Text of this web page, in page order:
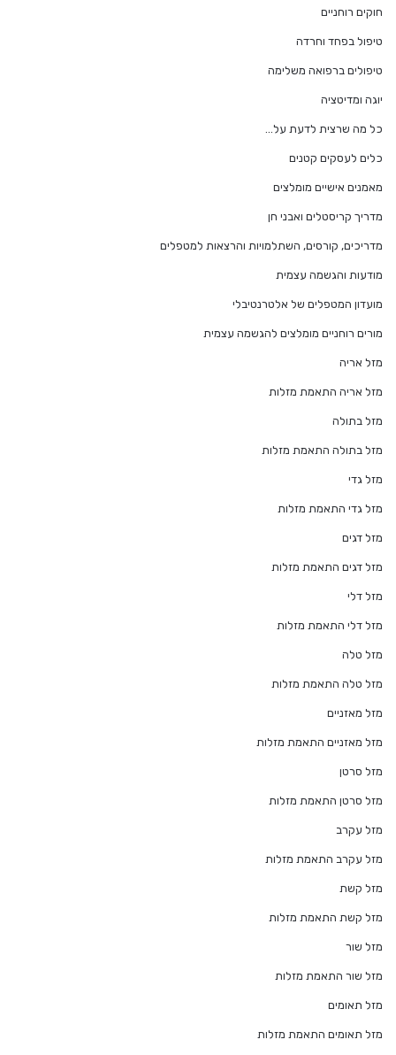
חוקים רוחניים
טיפול בפחד וחרדה
טיפולים ברפואה משלימה
יוגה ומדיטציה
כל מה שרצית לדעת על…
כלים לעסקים קטנים
מאמנים אישיים מומלצים
מדריך קריסטלים ואבני חן
מדריכים, קורסים, השתלמויות והרצאות למטפלים
מודעות והגשמה עצמית
מועדון המטפלים של אלטרנטיבלי
מורים רוחניים מומלצים להגשמה עצמית
מזל אריה
מזל אריה התאמת מזלות
מזל בתולה
מזל בתולה התאמת מזלות
מזל גדי
מזל גדי התאמת מזלות
מזל דגים
מזל דגים התאמת מזלות
מזל דלי
מזל דלי התאמת מזלות
מזל טלה
מזל טלה התאמת מזלות
מזל מאזניים
מזל מאזניים התאמת מזלות
מזל סרטן
מזל סרטן התאמת מזלות
מזל עקרב
מזל עקרב התאמת מזלות
מזל קשת
מזל קשת התאמת מזלות
מזל שור
מזל שור התאמת מזלות
מזל תאומים
מזל תאומים התאמת מזלות